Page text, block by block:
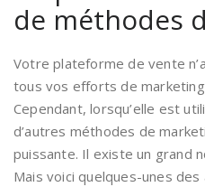
de méthodes
Votre plateforme de vente
tous vos efforts de
Cependant, lorsqu’elle est
d’autres méthodes de
puissante. Il existe un grand
Mais voici quelques-unes